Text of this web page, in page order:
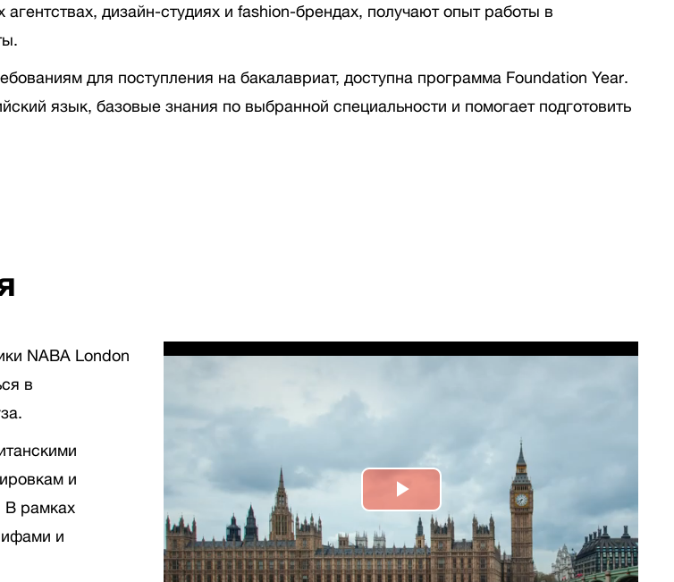
дизайн-студиях и fashion-брендах, получают опыт работы в
для поступления на бакалавриат, доступна программа Foundation Year.
язык, базовые знания по выбранной специальности и помогает подготовить
Play
Video
NABA London
в
и
В рамках
и